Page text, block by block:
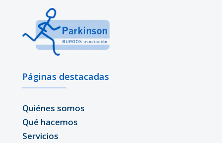
Páginas destacadas
Quiénes somos
Qué hacemos
Servicios